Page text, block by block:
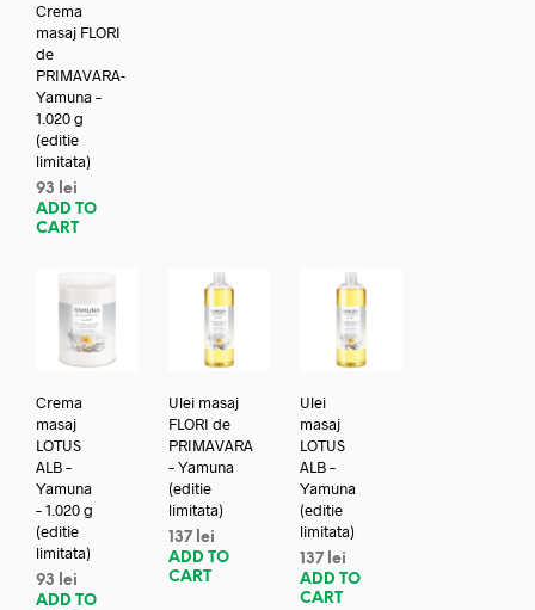
Crema
masaj FLORI
de
PRIMAVARA-
Yamuna –
1.020 g
(editie
limitata)
93
lei
ADD TO
CART
Crema
masaj
LOTUS
ALB –
Yamuna
– 1.020 g
(editie
limitata)
93
lei
ADD TO
Ulei masaj
FLORI de
PRIMAVARA
– Yamuna
(editie
limitata)
137 lei
ADD TO
CART
Ulei
masaj
LOTUS
ALB –
Yamuna
(editie
limitata)
137 lei
ADD TO
CART